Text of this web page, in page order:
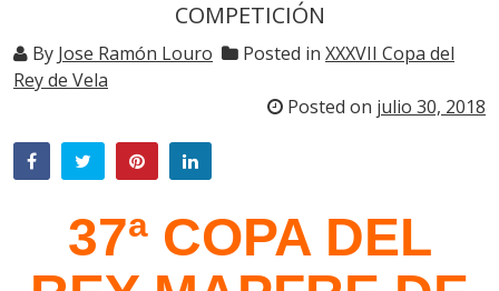
COMPETICIÓN
By Jose Ramón Louro Posted in XXXVII Copa del
Rey de Vela
Posted on julio 30, 2018
37ª COPA DEL